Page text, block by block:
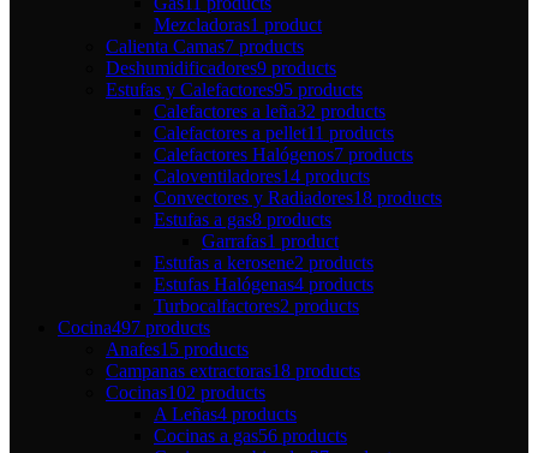
Mezcladoras1 product
Calienta Camas7 products
Deshumidificadores9 products
Estufas y Calefactores95 products
Calefactores a leña32 products
Calefactores a pellet11 products
Calefactores Halógenos7 products
Caloventiladores14 products
Convectores y Radiadores18 products
Estufas a gas8 products
Garrafas1 product
Estufas a kerosene2 products
Estufas Halógenas4 products
Turbocalfactores2 products
Cocina497 products
Anafes15 products
Campanas extractoras18 products
Cocinas102 products
A Leñas4 products
Cocinas a gas56 products